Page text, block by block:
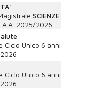
SCIENZE
A.A. 2025/2026
Ciclo Unico 6 anni
Ciclo Unico 6 anni